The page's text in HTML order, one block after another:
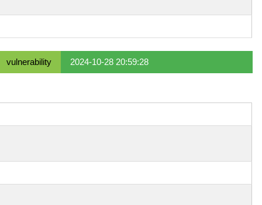
vulnerability 2024-10-28 20:59:28